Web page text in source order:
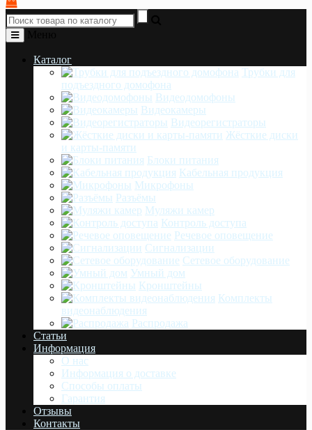
Каталог
Трубки для
подъездного домофона
Видеодомофоны
Видеокамеры
Видеорегистраторы
Жёсткие диски
и карты-памяти
Блоки питания
Кабельная продукция
Микрофоны
Разъёмы
Муляжи камер
Контроль доступа
Речевое оповещение
Сигнализации
Сетевое оборудование
Умный дом
Кронштейны
Комплекты
видеонаблюдения
Распродажа
Статьи
Информация
О нас
Информация о доставке
Cпособы оплаты
Гарантия
Отзывы
Контакты